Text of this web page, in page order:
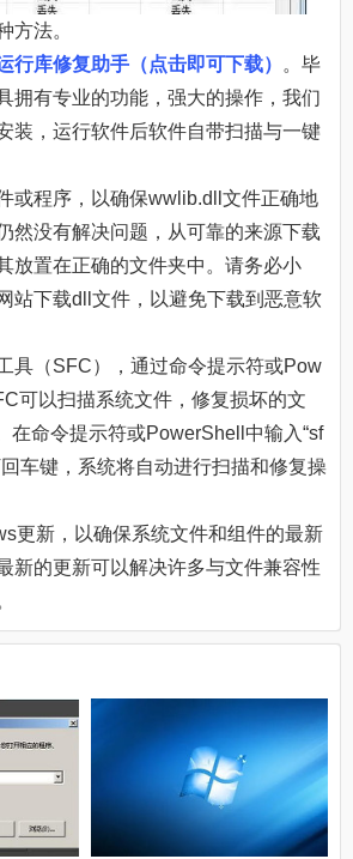
方法。
行库修复助手（点击即可下载）
。毕
拥有专业的功能，强大的操作，我们
装，运行软件后软件自带扫描与一键
或程序，以确保wwlib.dll文件正确地
然没有解决问题，从可靠的来源下载
放置在正确的文件夹中。请务必小
站下载dll文件，以避免下载到恶意软
具（SFC），通过命令提示符或Pow
可以扫描系统文件，修复损坏的文
在命令提示符或PowerShell中输入“sf
车键，系统将自动进行扫描和修复操
更新，以确保系统文件和组件的最新
新的更新可以解决许多与文件兼容性